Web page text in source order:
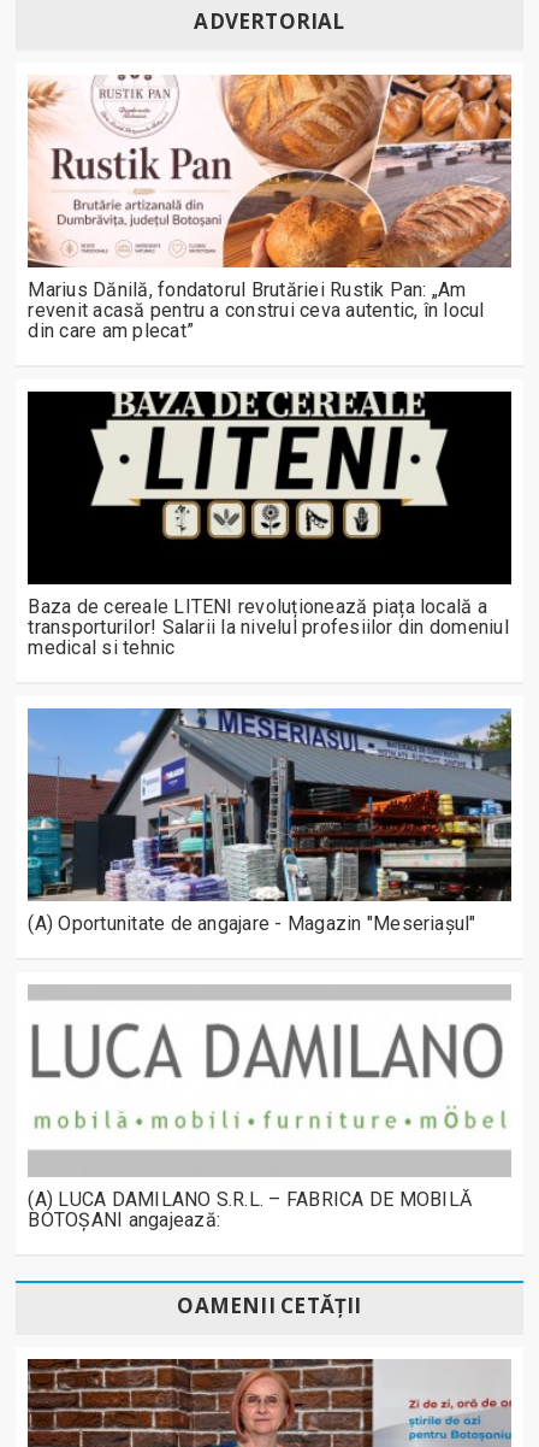
ADVERTORIAL
Marius Dănilă, fondatorul Brutăriei Rustik Pan: „Am
revenit acasă pentru a construi ceva autentic, în locul
din care am plecat”
Baza de cereale LITENI revoluționează piața locală a
transporturilor! Salarii la nivelul profesiilor din domeniul
medical si tehnic
(A) Oportunitate de angajare - Magazin "Meseriașul"
(A) LUCA DAMILANO S.R.L. – FABRICA DE MOBILĂ
BOTOȘANI angajează:
OAMENII CETĂȚII